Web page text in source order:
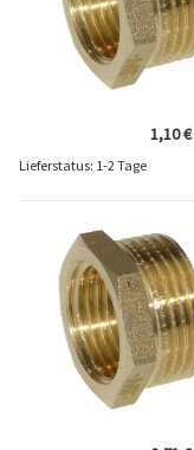
1,10 €
Lieferstatus: 1-2 Tage